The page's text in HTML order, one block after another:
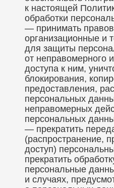
к настоящей
обработки
— принимать
организационные и
для защиты
от неправомерного
доступа к ним,
блокирования,
предоставления,
персональных
неправомерных
персональных
— прекратить
(распространение,
доступ)
прекратить
персональные
и случаях,